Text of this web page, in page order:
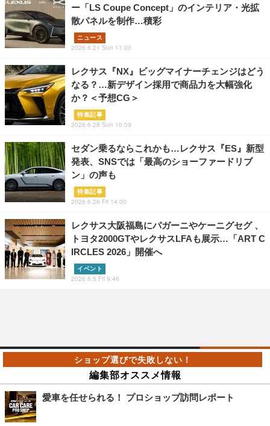
ー「LS Coupe Concept」のインテリア・光拡
散パネルを制作…積彩
ニュース
2026.6.21 Sun 11:00
レクサス『NX』ビッグマイナーチェンジはどう
なる？…新デザイン採用で商品力を大幅強化
か？＜予想CG＞
特集記事
2026.6.28 Sun 10:09
セダン乗るならこれかも…レクサス『ES』新型
発表、SNSでは「最高のショーファードリブ
ン」の声も
特集記事
2026.6.26 Fri 14:00
レクサス大阪福島にパガーニやケーニグセグ 、
トヨタ2000GTやレクサスLFAも展示…「ART C
IRCLES 2026」開催へ
イベント
2026.6.5 Fri 9:46
編集部オススメ情報
愛車を任せられる！ プロショップ訪問レポート